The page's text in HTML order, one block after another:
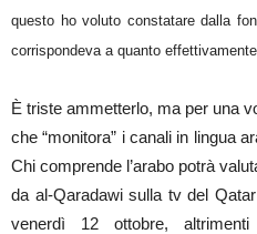
questo ho voluto constatare dalla
corrispondeva a quanto
È triste ammetterlo, ma per una
che “monitora” i canali in lingua
Chi comprende l’arabo potrà
da al-Qaradawi sulla tv del
venerdì 12 ottobre,